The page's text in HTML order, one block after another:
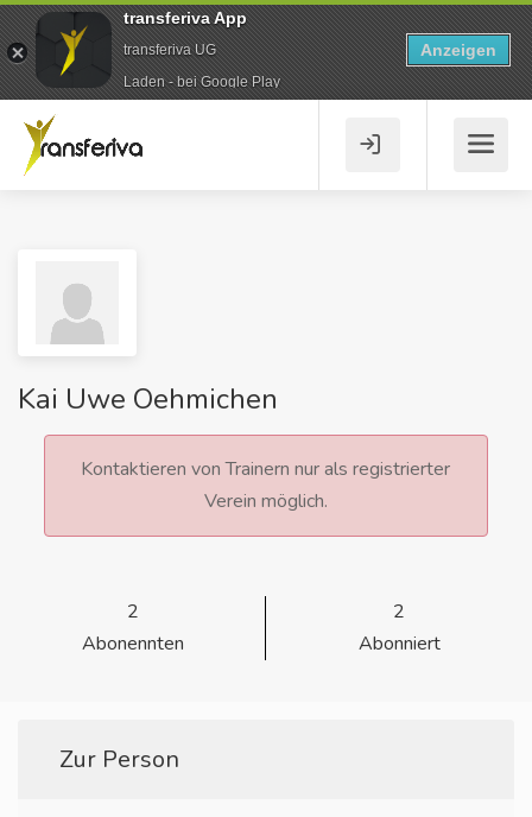
Kai Uwe Oehmichen
Kontaktieren von Trainern nur als registrierter
Verein möglich.
2
Abonennten
2
Abonniert
Zur Person
transferiva App
transferiva UG
Laden - bei Google Play
Anzeigen